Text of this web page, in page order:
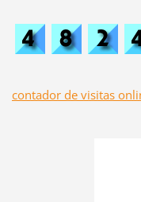
contador de visitas